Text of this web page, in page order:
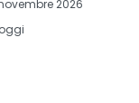
2026